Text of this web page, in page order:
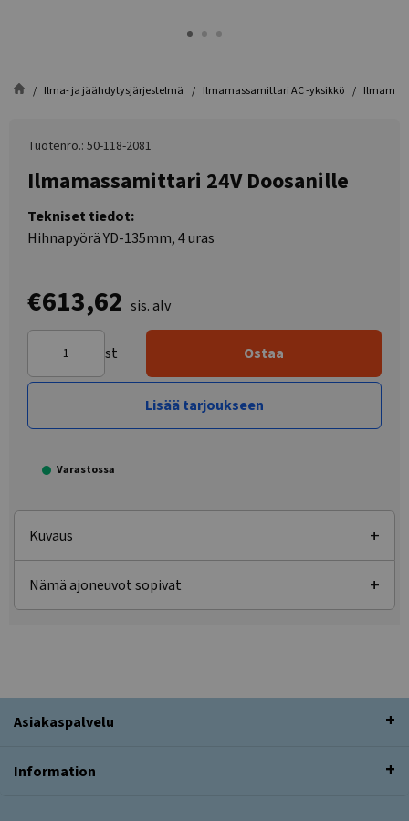
Ilma- ja jäähdytysjärjestelmä Ilmamassamittari AC -yksikkö
Tuotenro.: 50-118-2081
Ilmamassamittari 24V Doosanille
Tekniset tiedot:
Hihnapyörä YD-135mm, 4 uras
€613,62 sis. alv
st Ostaa
Lisää tarjoukseen
Varastossa
Kuvaus
Nämä ajoneuvot sopivat
Asiakaspalvelu
Information